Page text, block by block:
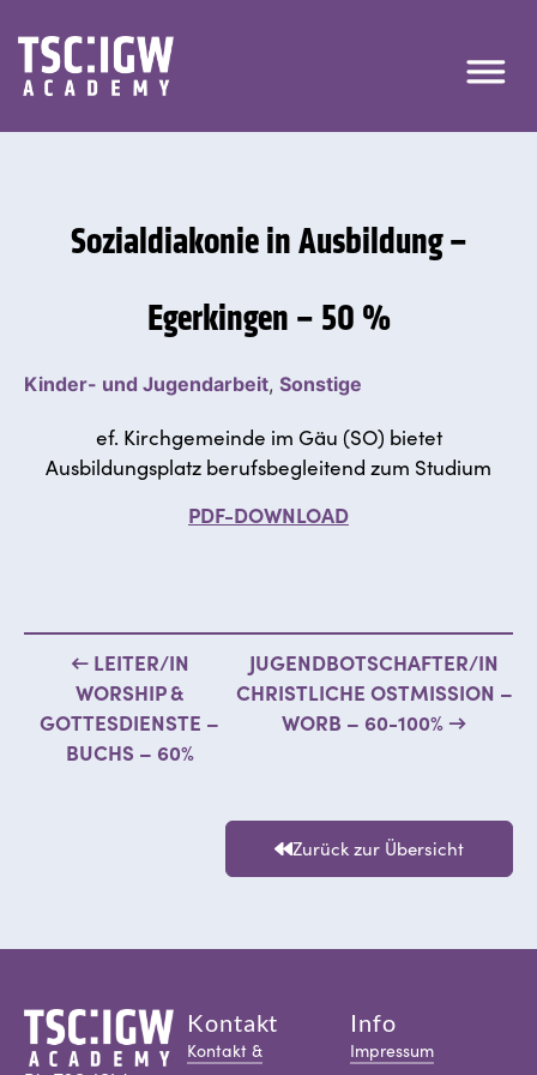
Sozialdiakonie in Ausbildung –
Egerkingen – 50 %
Kinder- und Jugendarbeit, Sonstige
ef. Kirchgemeinde im Gäu (SO) bietet
Ausbildungsplatz berufsbegleitend zum Studium
PDF-DOWNLOAD
← LEITER/IN
WORSHIP &
GOTTESDIENSTE –
BUCHS – 60%
JUGENDBOTSCHAFTER/IN
CHRISTLICHE OSTMISSION –
WORB – 60-100% →
Zurück zur Übersicht
Kontakt
Kontakt &
Info
Impressum